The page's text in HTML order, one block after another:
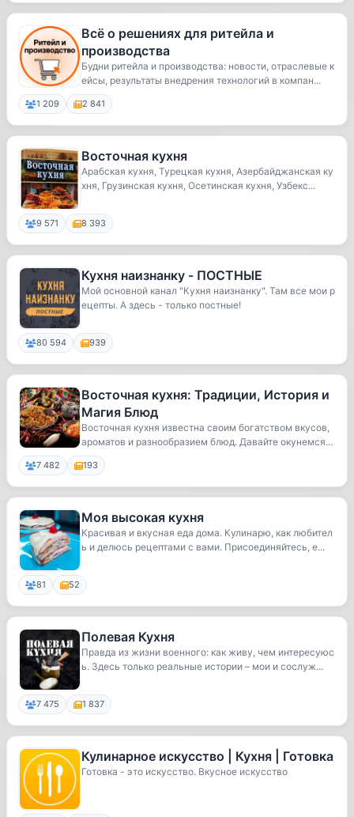
Всё о решениях для ритейла и
производства
Будни ритейла и производства: новости, отраслевые к
ейсы, результаты внедрения технологий в компан...
1 209 2 841
Восточная кухня
Арабская кухня, Турецкая кухня, Азербайджанская ку
хня, Грузинская кухня, Осетинская кухня, Узбекс...
9 571 8 393
Кухня наизнанку - ПОСТНЫЕ
Мой основной канал "Кухня наизнанку". Там все мои р
ецепты. А здесь - только постные!
80 594 939
Восточная кухня: Традиции, История и
Магия Блюд
Восточная кухня известна своим богатством вкусов,
ароматов и разнообразием блюд. Давайте окунемся...
7 482 193
Моя высокая кухня
Красивая и вкусная еда дома. Кулинарю, как любител
ь и делюсь рецептами с вами. Присоединяйтесь, е...
81 52
Полевая Кухня
Правда из жизни военного: как живу, чем интересуюс
ь. Здесь только реальные истории – мои и сослуж...
7 475 1 837
Кулинарное искусство | Кухня | Готовка
Готовка - это искусство. Вкусное искусство